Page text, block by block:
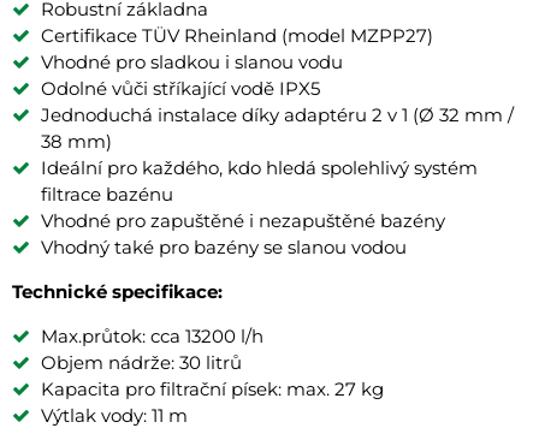
Robustní základna
Certifikace TÜV Rheinland (model MZPP27)
Vhodné pro sladkou i slanou vodu
Odolné vůči stříkající vodě IPX5
Jednoduchá instalace díky adaptéru 2 v 1 (Ø 32 mm /
38 mm)
Ideální pro každého, kdo hledá spolehlivý systém
filtrace bazénu
Vhodné pro zapuštěné i nezapuštěné bazény
Vhodný také pro bazény se slanou vodou
Technické specifikace:
Max.průtok: cca 13200 l/h
Objem nádrže: 30 litrů
Kapacita pro filtrační písek: max. 27 kg
Výtlak vody: 11 m